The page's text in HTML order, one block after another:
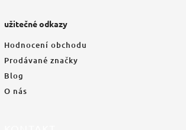
užitečné odkazy
Hodnocení obchodu
Prodávané značky
Blog
O nás